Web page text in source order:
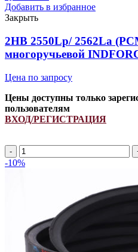
Добавить в избранное
Закрыть
2HB 2550Lp/ 2562La
многоручьевой
Цена по запросу
Цены доступны только
пользователям
ВХОД/РЕГИСТРАЦИЯ
2HB
2550Lp/
многоручьевой
INDFORCE
Unlimit
quantity
-10%